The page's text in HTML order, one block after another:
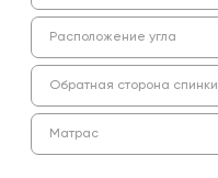
Расположение угла
Обратная сторона спинки
Матрас